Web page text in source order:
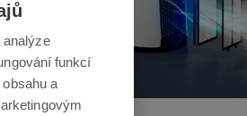
analýze
funkcí
a